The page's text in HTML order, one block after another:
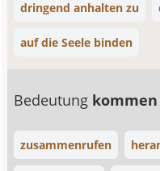
dringend anhalten zu
auf die Seele binden
Bedeutung
zusammenrufen